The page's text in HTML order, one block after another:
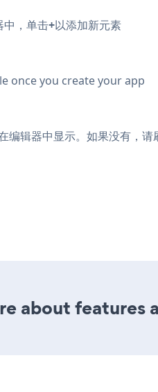
，单击+以添加新元素
once you create your app
辑器中显示。如果没有，请
about features